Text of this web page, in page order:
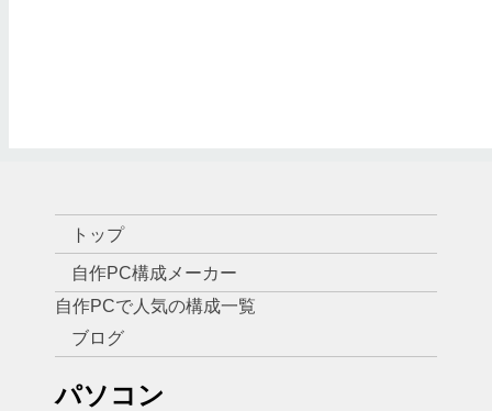
トップ
自作PC構成メーカー
自作PCで人気の構成一覧
ブログ
パソコン